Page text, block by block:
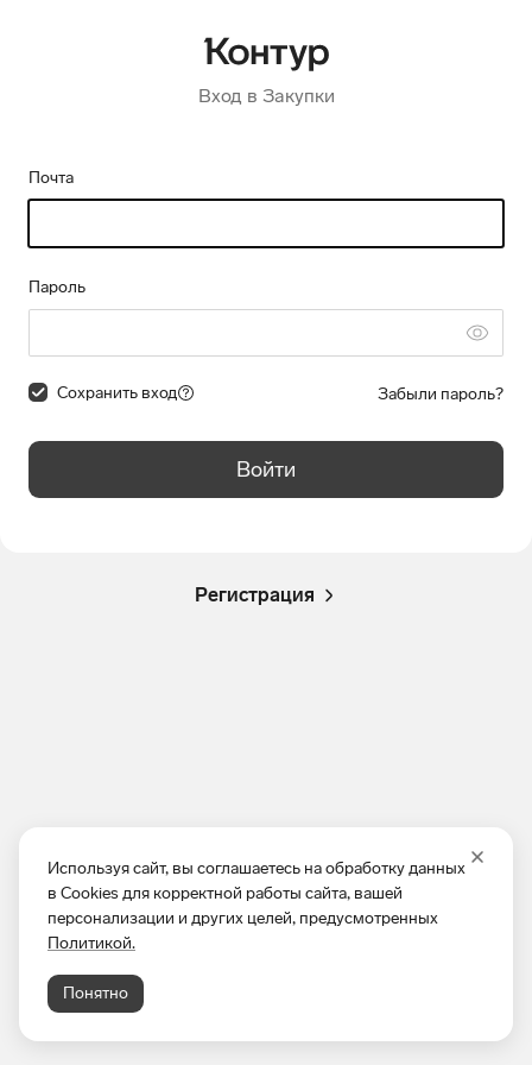
Используя сайт, вы соглашаетесь на обработку данных
в Cookies для корректной работы сайта, вашей
персонализации и других целей, предусмотренных
Политикой.
Понятно
Вход в Закупки
Почта
Пароль
Сохранить вход Забыли пароль?
Войти
Регистрация